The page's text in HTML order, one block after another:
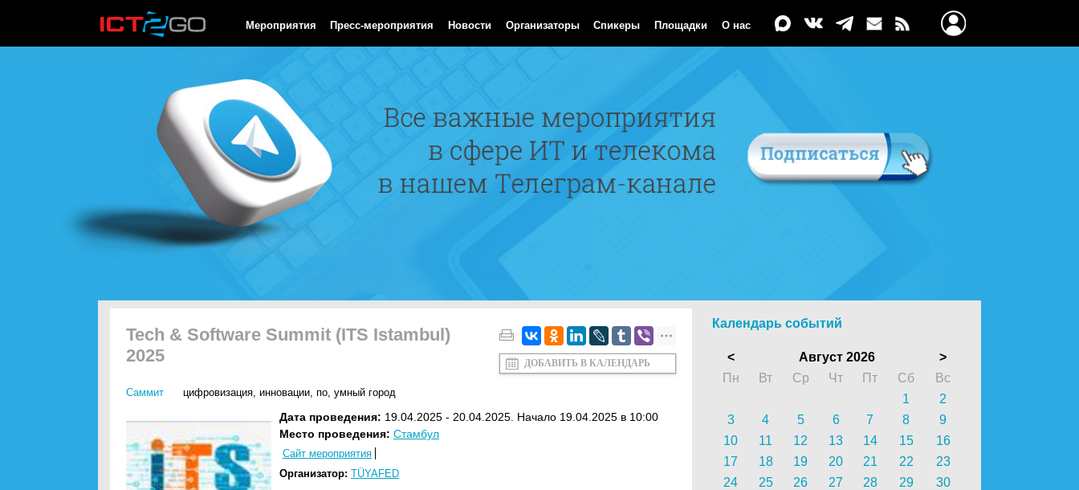
Мероприятия Пресс-мероприятия Новости Организаторы Спикеры Площадки О нас
Tech & Software Summit (ITS Istambul)
2025
ДОБАВИТЬ В КАЛЕНДАРЬ
Саммит цифровизация, инновации, по, умный город
Дата проведения: 19.04.2025 - 20.04.2025. Начало 19.04.2025 в 10:00
Место проведения: Стамбул
Сайт мероприятия
Организатор: TÜYAFED
Календарь событий
< Август 2026
>
Пн
Вт Ср Чт Пт Сб
Вс
1
2
3
4 5 6 7 8
9
10
11 12 13 14 15
16
17
18 19 20 21 22
23
24
25 26 27 28 29
30